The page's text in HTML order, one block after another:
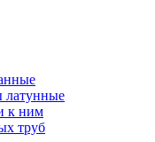
латунные
к ним
труб